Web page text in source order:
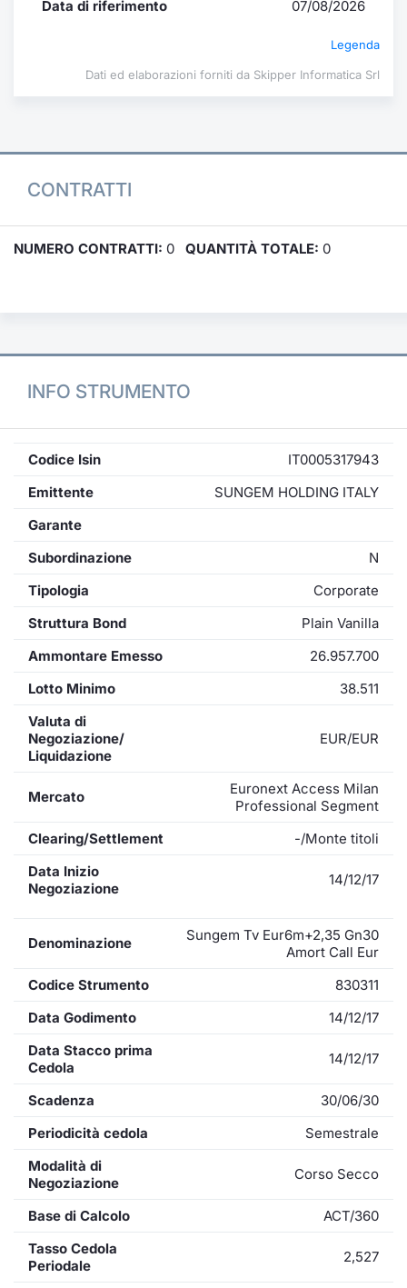
Data di riferimento 07/08/2026
Legenda
Dati ed elaborazioni forniti da Skipper Informatica Srl
CONTRATTI
NUMERO CONTRATTI: 0 QUANTITÀ TOTALE: 0
INFO STRUMENTO
Codice Isin
IT0005317943
Emittente
SUNGEM HOLDING ITALY
Garante
Subordinazione
N
Tipologia
Corporate
Struttura Bond
Plain Vanilla
Ammontare Emesso
26.957.700
Lotto Minimo
38.511
Valuta di
Negoziazione/
Liquidazione
EUR/EUR
Mercato
Euronext Access Milan
Professional Segment
Clearing/Settlement
-/Monte titoli
Data Inizio
Negoziazione
14/12/17
Denominazione
Sungem Tv Eur6m+2,35 Gn30
Amort Call Eur
Codice Strumento
830311
Data Godimento
14/12/17
Data Stacco prima
Cedola
14/12/17
Scadenza
30/06/30
Periodicità cedola
Semestrale
Modalità di
Negoziazione
Corso Secco
Base di Calcolo
ACT/360
Tasso Cedola
Periodale
2,527